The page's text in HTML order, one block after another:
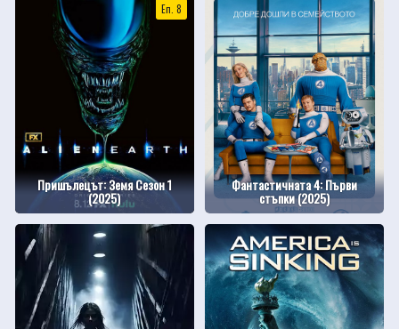
Еп. 8
Пришълецът: Земя Сезон 1
(2025)
Фантастичната 4: Първи
стъпки (2025)